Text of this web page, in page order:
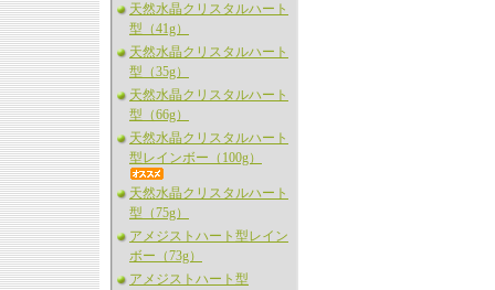
天然水晶クリスタルハート
型（41g）
天然水晶クリスタルハート
型（35g）
天然水晶クリスタルハート
型（66g）
天然水晶クリスタルハート
型レインボー（100g）
天然水晶クリスタルハート
型（75g）
アメジストハート型レイン
ボー（73g）
アメジストハート型